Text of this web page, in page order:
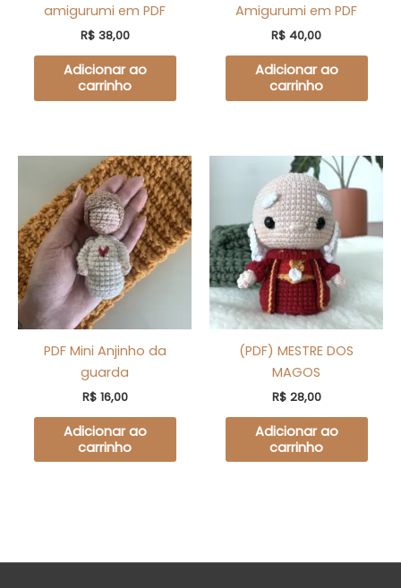
amigurumi em PDF
R$38,00
Adicionar ao
carrinho
Amigurumi em PDF
R$ 40,00
Adicionar ao
carrinho
PDF Mini Anjinho da
guarda
R$16,00
Adicionar ao
carrinho
(PDF) MESTRE DOS
MAGOS
R$28,00
Adicionar ao
carrinho